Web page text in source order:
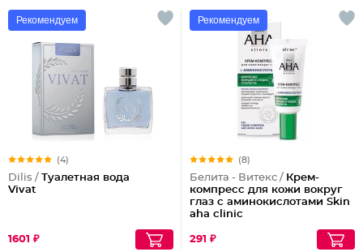
Рекомендуем
(4)
Dilis / Туалетная вода
Vivat
1601 ₽
Рекомендуем
(8)
Белита - Витекс / Крем-
компресс для кожи вокруг
глаз с аминокислотами Skin
aha clinic
291 ₽